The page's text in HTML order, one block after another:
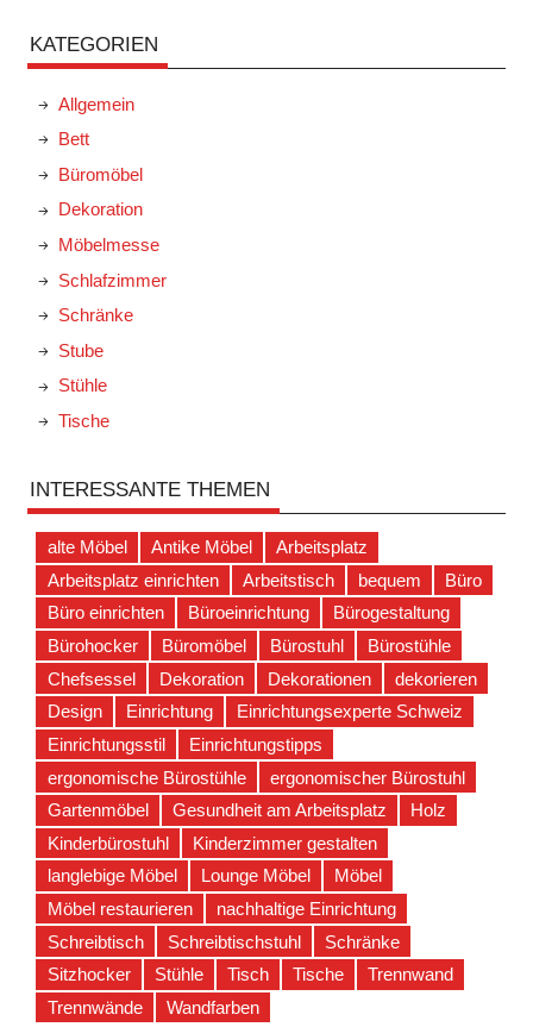
KATEGORIEN
Allgemein
Bett
Büromöbel
Dekoration
Möbelmesse
Schlafzimmer
Schränke
Stube
Stühle
Tische
INTERESSANTE THEMEN
alte Möbel Antike Möbel
Arbeitsplatz
Arbeitsplatz einrichten
Arbeitstisch bequem
Büro
Büro einrichten
Büroeinrichtung
Bürogestaltung
Bürohocker
Büromöbel Bürostuhl
Bürostühle
Chefsessel
Dekoration Dekorationen
dekorieren
Design
Einrichtung
Einrichtungsexperte Schweiz
Einrichtungsstil
Einrichtungstipps
ergonomische Bürostühle
ergonomischer Bürostuhl
Gartenmöbel
Gesundheit am Arbeitsplatz
Holz
Kinderbürostuhl
Kinderzimmer gestalten
langlebige Möbel
Lounge Möbel
Möbel
Möbel restaurieren
nachhaltige Einrichtung
Schreibtisch
Schreibtischstuhl
Schränke
Sitzhocker
Stühle Tisch Tische
Trennwand
Trennwände
Wandfarben